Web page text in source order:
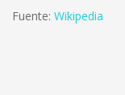
Fuente: Wikipedia